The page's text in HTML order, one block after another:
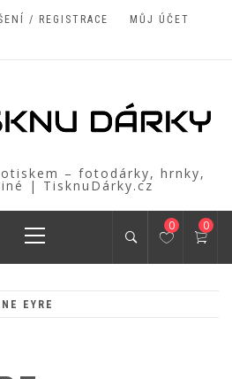
/ REGISTRACE MŮJ ÚČET
– fotodárky, hrnky,
| TisknuDárky.cz
Menu
0 0
EYRE